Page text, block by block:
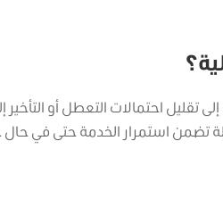
احتمالات التعطل أو التأخير
تضمن استمرار الخدمة حتى في